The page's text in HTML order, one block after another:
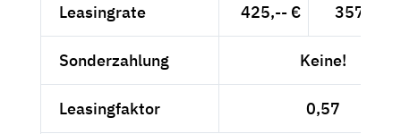
Leasingrate 425,-- € 357,14 €
Sonderzahlung Keine!
Leasingfaktor 0,57